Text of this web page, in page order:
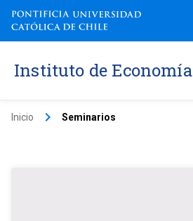
Instituto de Economía
Inicio keyboard_arrow_right Seminarios